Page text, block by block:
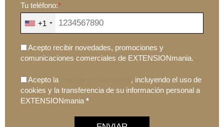
Tu teléfono:*
+1
Acepto recibir novedades, promociones y
comunicaciones comerciales de EXTENSIONmania.
Acepto la
, incluyendo el uso de
cookies y la transferencia de su información personal a
EXTENSIONmania *